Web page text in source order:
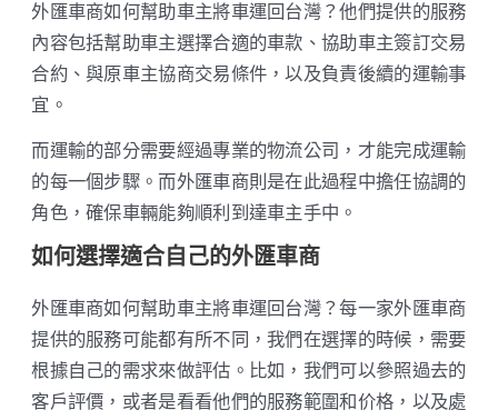
外匯車商如何幫助車主將車運回台灣？他們提供的服務
內容包括幫助車主選擇合適的車款、協助車主簽訂交易
合約、與原車主協商交易條件，以及負責後續的運輸事
宜。
而運輸的部分需要經過專業的物流公司，才能完成運輸
的每一個步驟。而外匯車商則是在此過程中擔任協調的
角色，確保車輛能夠順利到達車主手中。
如何選擇適合自己的外匯車商
外匯車商如何幫助車主將車運回台灣？每一家外匯車商
提供的服務可能都有所不同，我們在選擇的時候，需要
根據自己的需求來做評估。比如，我們可以參照過去的
客戶評價，或者是看看他們的服務範圍和价格，以及處